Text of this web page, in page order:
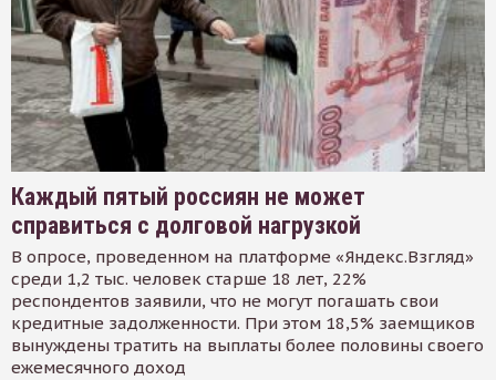
Каждый пятый россиян не может
справиться с долговой нагрузкой
В опросе, проведенном на платформе «Яндекс.Взгляд»
среди 1,2 тыс. человек старше 18 лет, 22%
респондентов заявили, что не могут погашать свои
кредитные задолженности. При этом 18,5% заемщиков
вынуждены тратить на выплаты более половины своего
ежемесячного доход